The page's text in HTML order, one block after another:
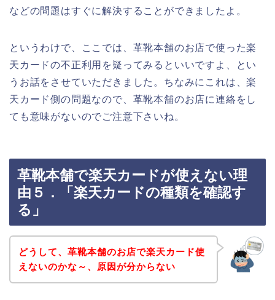
などの問題はすぐに解決することができましたよ。
というわけで、ここでは、革靴本舗のお店で使った楽
天カードの不正利用を疑ってみるといいですよ、とい
うお話をさせていただきました。ちなみにこれは、楽
天カード側の問題なので、革靴本舗のお店に連絡をし
ても意味がないのでご注意下さいね。
革靴本舗で楽天カードが使えない理
由５．「楽天カードの種類を確認す
る」
どうして、革靴本舗のお店で楽天カード使
えないのかな～、原因が分からない